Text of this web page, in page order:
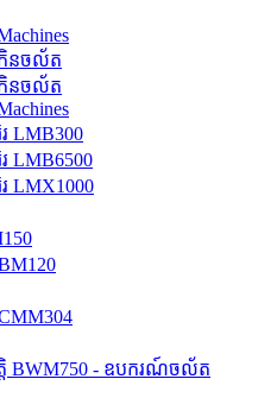
នចល័ត
នចល័ត
LMB300
LMB6500
LMX1000
តិ BWM750 - ឧបករណ៍ចល័ត